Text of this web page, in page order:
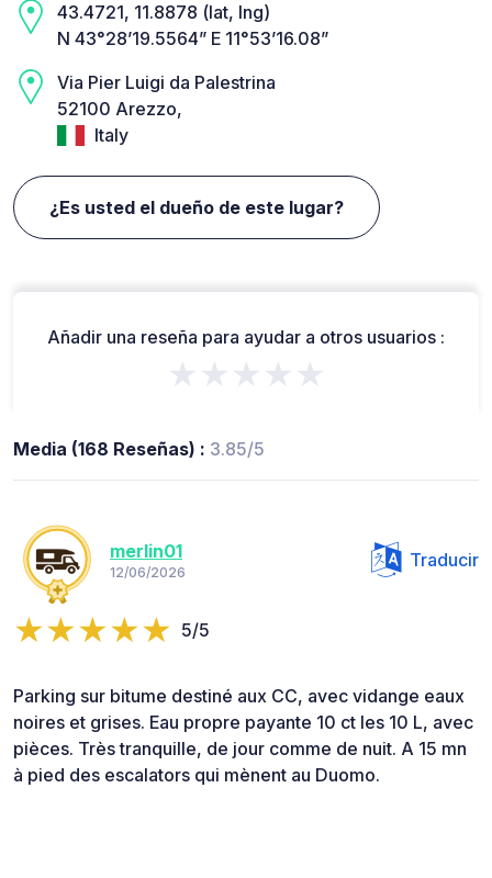
43.4721, 11.8878 (lat, lng)
N 43°28’19.5564” E 11°53’16.08”
Via Pier Luigi da Palestrina
52100 Arezzo,
Italy
¿Es usted el dueño de este lugar?
Añadir una reseña para ayudar a otros usuarios :
★★★★★
Media (168 Reseñas) : 3.85/5
merlin01
12/06/2026
Traducir
5/5
Parking sur bitume destiné aux CC, avec vidange eaux
noires et grises. Eau propre payante 10 ct les 10 L, avec
pièces. Très tranquille, de jour comme de nuit. A 15 mn
à pied des escalators qui mènent au Duomo.